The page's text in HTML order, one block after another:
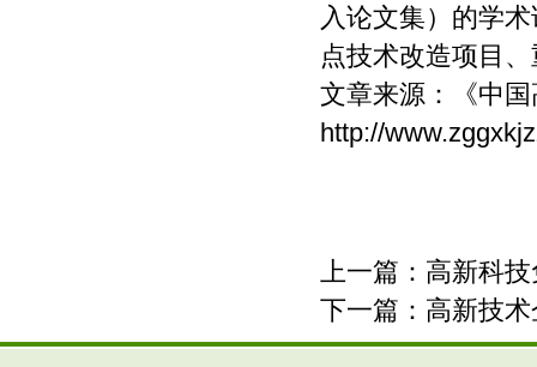
入论文集）的学
点技术改造项目
文章来源：
《中
http://
上一篇： 高新科
下一篇： 高新技